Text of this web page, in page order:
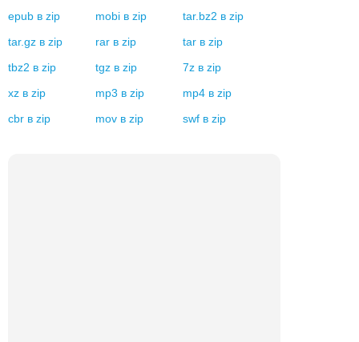
epub в zip mobi в zip tar.bz2 в zip
tar.gz в zip rar в zip tar в zip
tbz2 в zip tgz в zip 7z в zip
xz в zip mp3 в zip mp4 в zip
cbr в zip mov в zip swf в zip